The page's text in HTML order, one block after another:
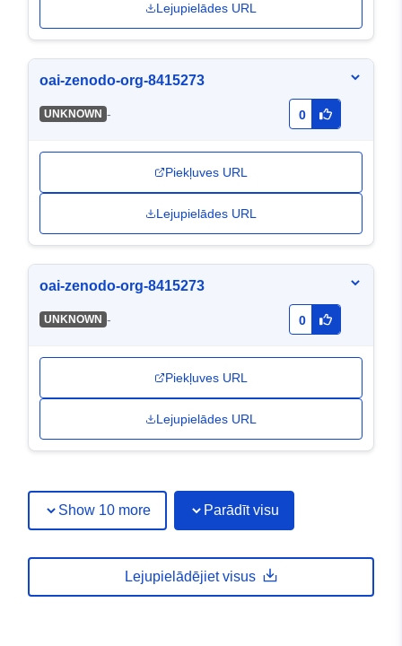
Lejupielādes URL
oai-zenodo-org-8415273
UNKNOWN - 0
Piekļuves URL
Lejupielādes URL
oai-zenodo-org-8415273
UNKNOWN - 0
Piekļuves URL
Lejupielādes URL
Show 10 more Parādīt visu
Lejupielādējiet visus